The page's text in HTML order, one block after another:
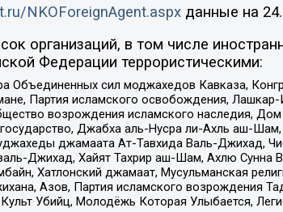
NKOForeignAgent.aspxданные на
организаций, в том числе
Федерации террористическими:
сил моджахедов Кавказа,
Партия исламского освобождения,
возрождения исламского наследия,
Джабха аль-Нусра ли-Ахль аш-
джамаата Ат-Тавхида Валь-Джихад,
Джихад, Хайят Тахрир аш-Шам, Ахлю Сунна
Хатлонский джамаат, Мусульманская
Азов, Партия исламского возрождения
Убийц, Молодёжь Которая Улыбается,